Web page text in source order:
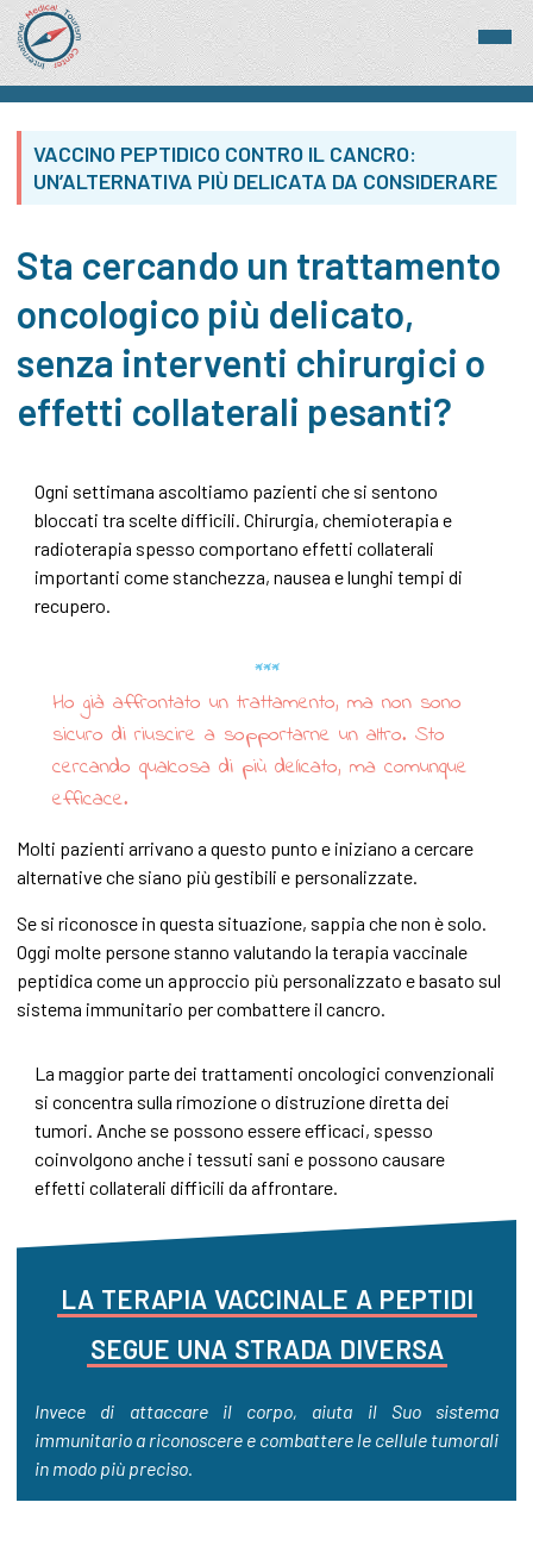
VACCINO PEPTIDICO CONTRO IL CANCRO:
UN’ALTERNATIVA PIÙ DELICATA DA CONSIDERARE
Sta cercando un trattamento
oncologico più delicato,
senza interventi chirurgici o
effetti collaterali pesanti?
Ogni settimana ascoltiamo pazienti che si sentono
bloccati tra scelte difficili. Chirurgia, chemioterapia e
radioterapia spesso comportano effetti collaterali
importanti come stanchezza, nausea e lunghi tempi di
recupero.
Ho già affrontato un trattamento, ma non sono
sicuro di riuscire a sopportarne un altro. Sto
cercando qualcosa di più delicato, ma comunque
efficace.
Molti pazienti arrivano a questo punto e iniziano a cercare
alternative che siano più gestibili e personalizzate.
Se si riconosce in questa situazione, sappia che non è solo.
Oggi molte persone stanno valutando la terapia vaccinale
peptidica come un approccio più personalizzato e basato sul
sistema immunitario per combattere il cancro.
La maggior parte dei trattamenti oncologici convenzionali
si concentra sulla rimozione o distruzione diretta dei
tumori. Anche se possono essere efficaci, spesso
coinvolgono anche i tessuti sani e possono causare
effetti collaterali difficili da affrontare.
LA TERAPIA VACCINALE A PEPTIDI
SEGUE UNA STRADA DIVERSA
Invece di attaccare il corpo, aiuta il Suo sistema
immunitario a riconoscere e combattere le cellule tumorali
in modo più preciso.